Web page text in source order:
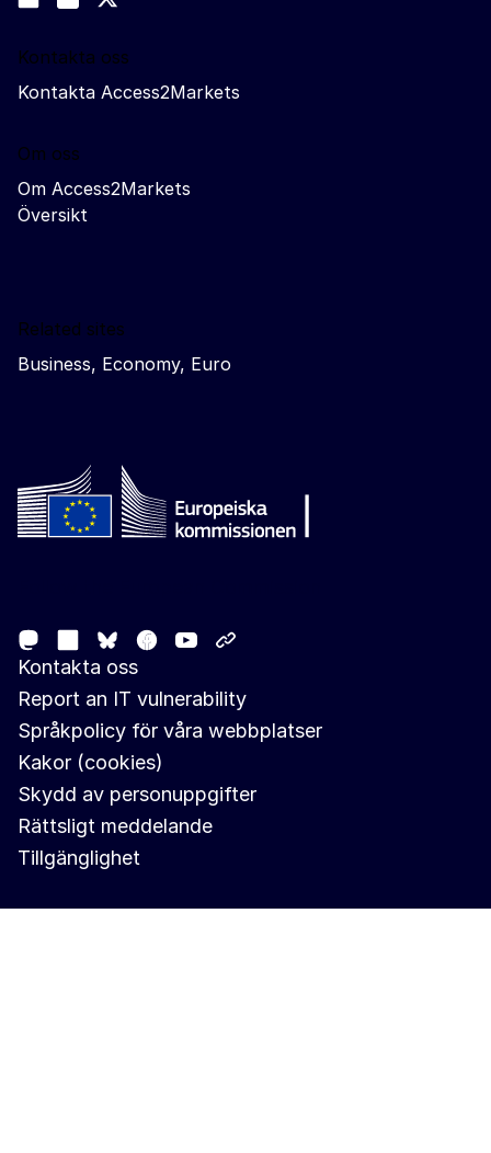
Trade-Off podcast
Kontakta oss
Kontakta Access2Markets
Om oss
Om Access2Markets
Översikt
Related sites
Business, Economy, Euro
MastodonLinkedIn
Bluesky
Facebook
Youtube
Kontakta oss
Report an IT vulnerability
Språkpolicy för våra webbplatser
Kakor (cookies)
Skydd av personuppgifter
Rättsligt meddelande
Tillgänglighet